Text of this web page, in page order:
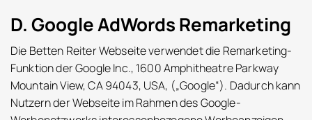
D. Google AdWords Remarketing
Die Betten Reiter Webseite verwendet die Remarketing-
Funktion der Google Inc., 1600 Amphitheatre Parkway
Mountain View, CA 94043, USA, („Google“). Dadurch kann
Nutzern der Webseite im Rahmen des Google-